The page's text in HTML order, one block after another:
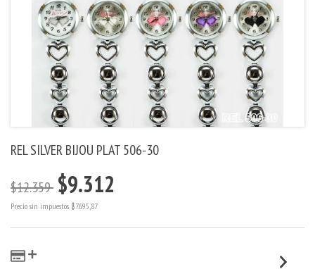
REL SILVER BIJOU PLAT 506-30
$12.359 $9.312
Precio sin impuestos $7.695,87